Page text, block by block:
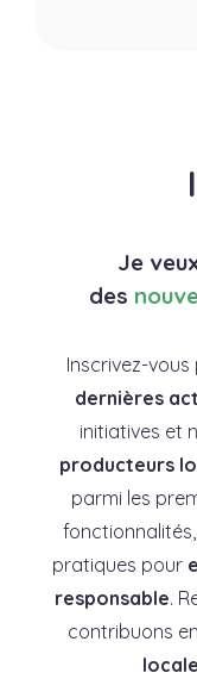
Je
des
Inscrivez-
dernières
initiatives et
producteurs
parmi les
pratiques pour
responsable.
contribuons